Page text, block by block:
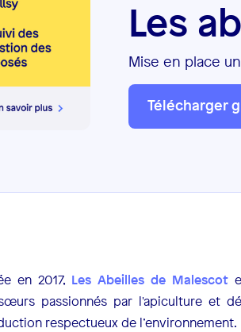
Les
Mise en place
Télécharger
en 2017, Les Abeilles de Malescot
passionnés par l'apiculture et
respectueux de l’environnement.